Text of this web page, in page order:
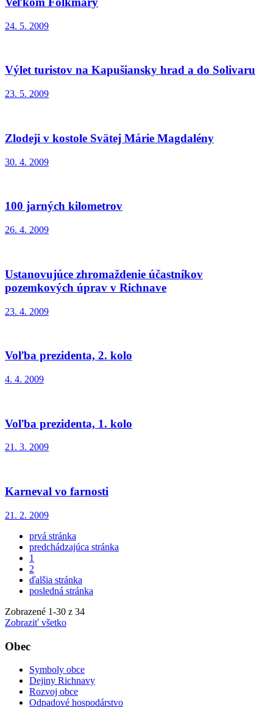
24. 5. 2009
Výlet turistov na Kapušiansky hrad a do Solivaru
23. 5. 2009
Zlodeji v kostole Svätej Márie Magdalény
30. 4. 2009
100 jarných kilometrov
26. 4. 2009
Ustanovujúce zhromaždenie účastníkov
pozemkových úprav v Richnave
23. 4. 2009
Voľba prezidenta, 2. kolo
4. 4. 2009
Voľba prezidenta, 1. kolo
21. 3. 2009
Karneval vo farnosti
21. 2. 2009
prvá stránka
predchádzajúca stránka
1
2
ďalšia stránka
posledná stránka
Zobrazené 1-30 z 34
Zobraziť všetko
Obec
Symboly obce
Dejiny Richnavy
Rozvoj obce
Odpadové hospodárstvo